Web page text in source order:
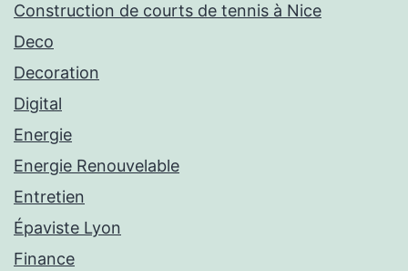
Construction de courts de tennis à Nice
Deco
Decoration
Digital
Energie
Energie Renouvelable
Entretien
Épaviste Lyon
Finance